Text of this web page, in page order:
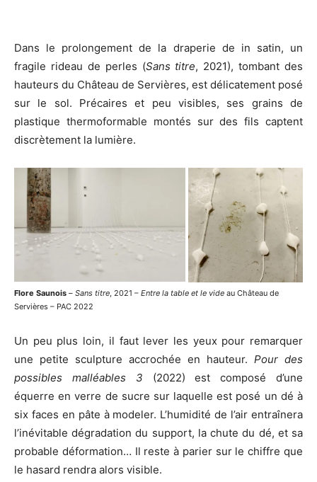
Dans le prolongement de la draperie de in satin, un
fragile rideau de perles (Sans titre, 2021), tombant des
hauteurs du Château de Servières, est délicatement posé
sur le sol. Précaires et peu visibles, ses grains de
plastique thermoformable montés sur des fils captent
discrètement la lumière.
Flore Saunois – Sans titre , 2021 – Entre la table et le vide au Château de
Servières – PAC 2022
Un peu plus loin, il faut lever les yeux pour remarquer
une petite sculpture accrochée en hauteur. Pour des
possibles malléables 3 (2022) est composé d’une
équerre en verre de sucre sur laquelle est posé un dé à
six faces en pâte à modeler. L’humidité de l’air entraînera
l’inévitable dégradation du support, la chute du dé, et sa
probable déformation… Il reste à parier sur le chiffre que
le hasard rendra alors visible.